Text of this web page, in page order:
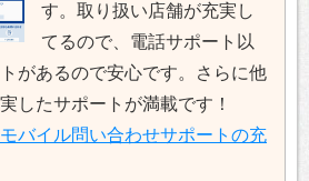
す。取り扱い店舗が充実し
てるので、電話サポート以
があるので安心です。さらに他
したサポートが満載です！
モバイル問い合わせサポートの充